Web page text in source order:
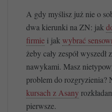
A gdy myślisz już nie o
dwa kierunki na ZN: jak
firmiei jak wybrać
żeby cały zespół
nawykami. Masz
problem do rozgryzienia?
kursach z Asany
pierwsze.